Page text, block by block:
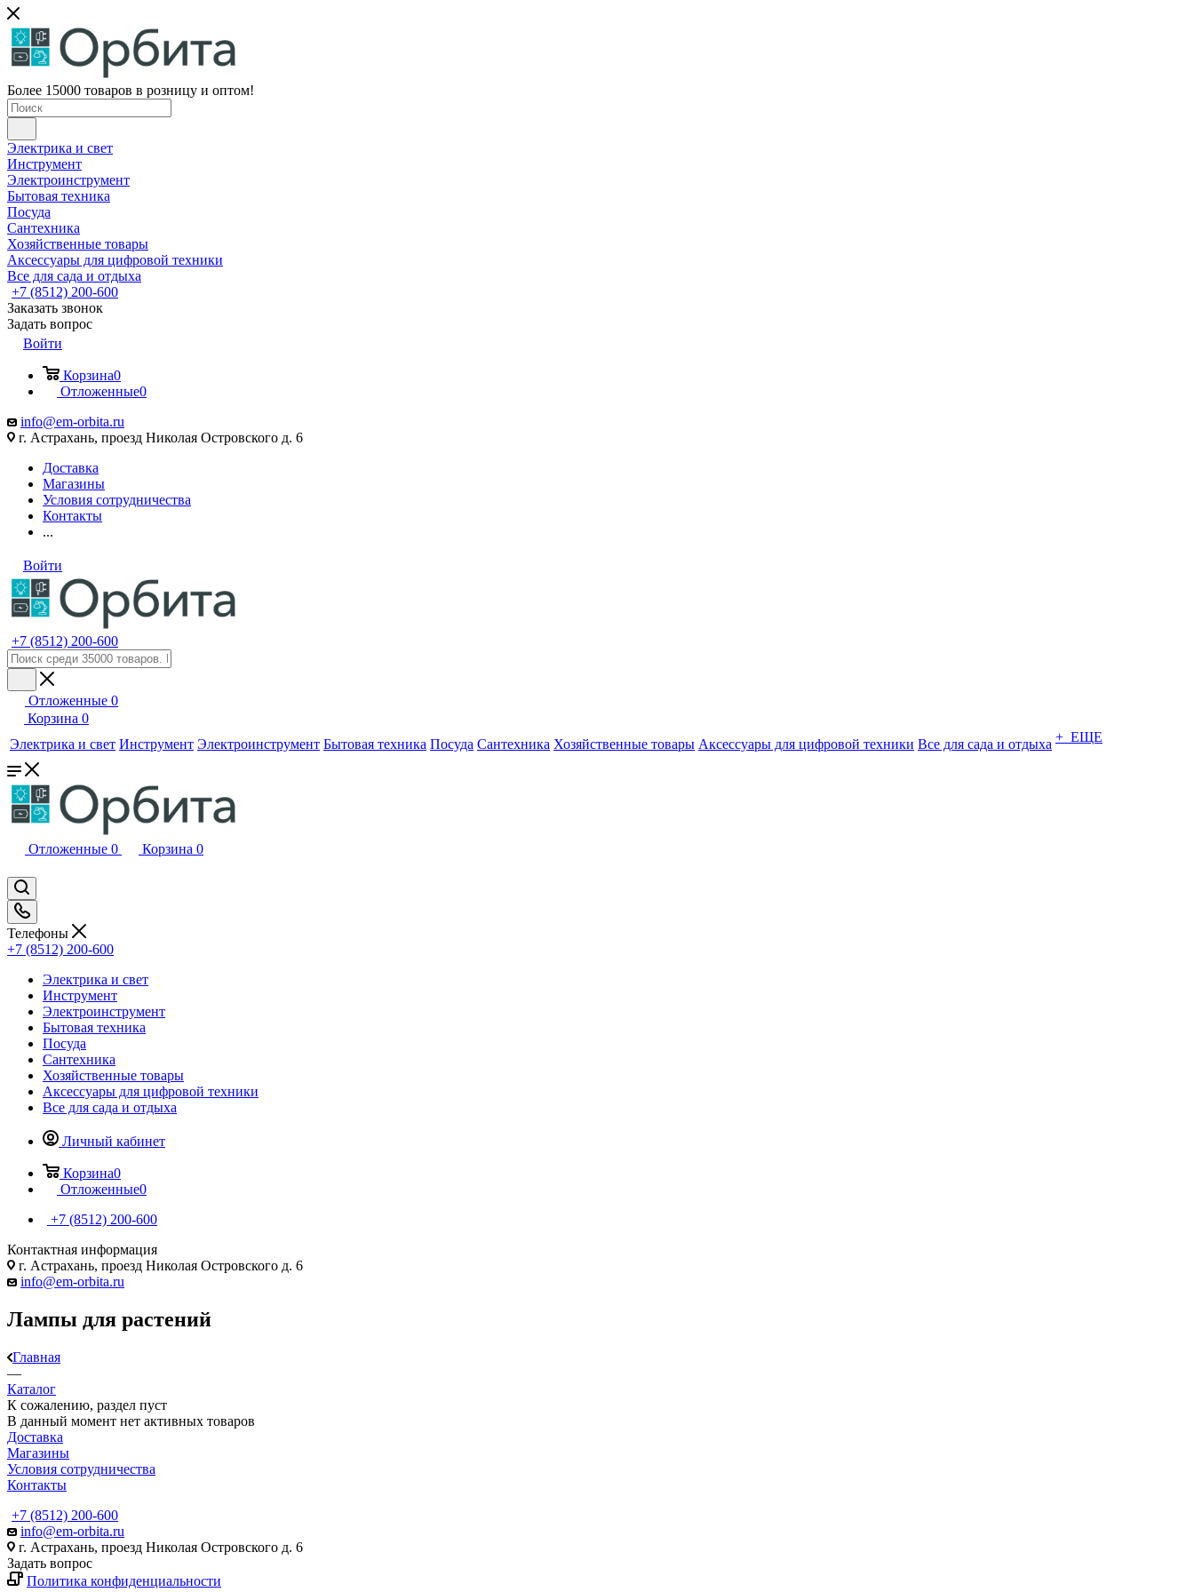
Более 15000 товаров в розницу и оптом!
Электрика и свет
Инструмент
Электроинструмент
Бытовая техника
Посуда
Сантехника
Хозяйственные товары
Аксессуары для цифровой техники
Все для сада и отдыха
+7 (8512) 200-600
Заказать звонок
Задать вопрос
Войти
Корзина0
Отложенные0
info@em-orbita.ru
г. Астрахань, проезд Николая Островского д. 6
Доставка
Магазины
Условия сотрудничества
Контакты
...
Войти
+7 (8512) 200-600
Отложенные 0
Корзина 0
Электрика и свет Инструмент Электроинструмент Бытовая техника Посуда Сантехника Хозяйственные товары Аксессуары для цифровой техники Все для сада и отдыха + ЕЩЕ
Отложенные 0 Корзина 0
Телефоны
+7 (8512) 200-600
Электрика и свет
Инструмент
Электроинструмент
Бытовая техника
Посуда
Сантехника
Хозяйственные товары
Аксессуары для цифровой техники
Все для сада и отдыха
Личный кабинет
Корзина0
Отложенные0
+7 (8512) 200-600
Контактная информация
г. Астрахань, проезд Николая Островского д. 6
info@em-orbita.ru
Лампы для растений
Главная
—
Каталог
К сожалению, раздел пуст
В данный момент нет активных товаров
Доставка
Магазины
Условия сотрудничества
Контакты
+7 (8512) 200-600
info@em-orbita.ru
г. Астрахань, проезд Николая Островского д. 6
Задать вопрос
Политика конфиденциальности